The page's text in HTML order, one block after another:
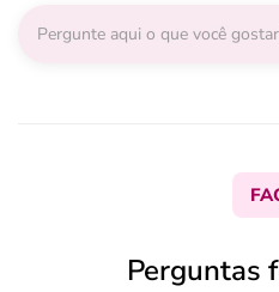
Perguntas